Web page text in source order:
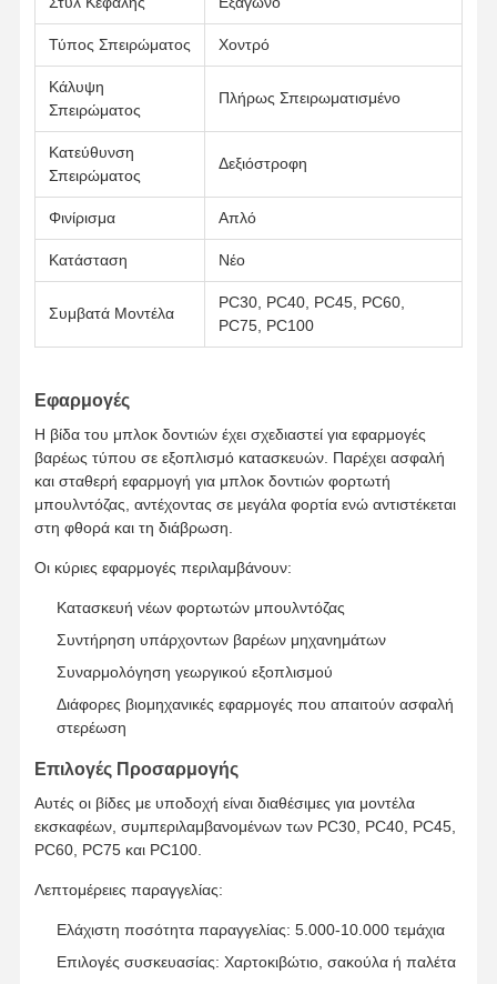
Σφραγίδα δοντιού κουβά
Σιδερένιο οδοντόφραγμα
Σιδηροτροχείο τροχού φορτηγού
μπουλόνια και καρύδια
Μπουλόνι παπουτσιών διαδρομής
Τύπος Σπειρώματος Χοντρό
Κάλυψη
Σπειρώματος
Πλήρως Σπειρωματισμένο
Κατεύθυνση
Σπειρώματος
Δεξιόστροφη
Φινίρισμα Απλό
Κατάσταση Νέο
Συμβατά Μοντέλα
PC30, PC40, PC45, PC60,
PC75, PC100
Εφαρμογές
Η βίδα του μπλοκ δοντιών έχει σχεδιαστεί για εφαρμογές
βαρέως τύπου σε εξοπλισμό κατασκευών. Παρέχει ασφαλή
και σταθερή εφαρμογή για μπλοκ δοντιών φορτωτή
μπουλντόζας, αντέχοντας σε μεγάλα φορτία ενώ αντιστέκεται
στη φθορά και τη διάβρωση.
Οι κύριες εφαρμογές περιλαμβάνουν:
Κατασκευή νέων φορτωτών μπουλντόζας
Συντήρηση υπάρχοντων βαρέων μηχανημάτων
Συναρμολόγηση γεωργικού εξοπλισμού
Διάφορες βιομηχανικές εφαρμογές που απαιτούν ασφαλή
στερέωση
Επιλογές Προσαρμογής
Αυτές οι βίδες με υποδοχή είναι διαθέσιμες για μοντέλα
εκσκαφέων, συμπεριλαμβανομένων των PC30, PC40, PC45,
PC60, PC75 και PC100.
Λεπτομέρειες παραγγελίας:
Ελάχιστη ποσότητα παραγγελίας: 5.000-10.000 τεμάχια
Επιλογές συσκευασίας: Χαρτοκιβώτιο, σακούλα ή παλέτα